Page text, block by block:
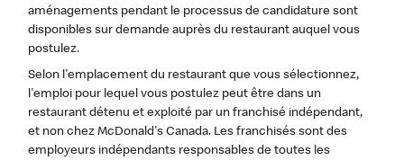
aménagements pendant le processus de candidature sont
disponibles sur demande auprès du restaurant auquel vous
postulez.
Selon l'emplacement du restaurant que vous sélectionnez,
l'emploi pour lequel vous postulez peut être dans un
restaurant détenu et exploité par un franchisé indépendant,
et non chez McDonald's Canada. Les franchisés sont des
employeurs indépendants responsables de toutes les